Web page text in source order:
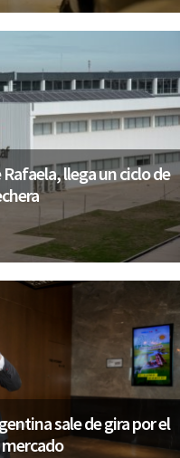
llega un ciclo de
sale de gira por el